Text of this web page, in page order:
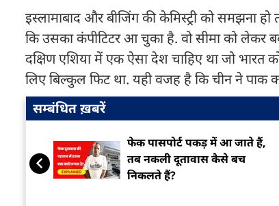
इस्लामाबाद और बीजिंग की केमिस्ट्री को समझना
कि उसका कंपीटिटर आ चुका है. वो सीमा को लेकर
दक्षिण एशिया में एक ऐसा देश चाहिए था जो
लिए बिल्कुल फिट था. यही वजह है कि चीन ने पाक
सम्बंधित ख़बरें
फेक पासपोर्ट पकड़ में आ जाते हैं,
तब नकली दूतावास कैसे बच
निकलते हैं?